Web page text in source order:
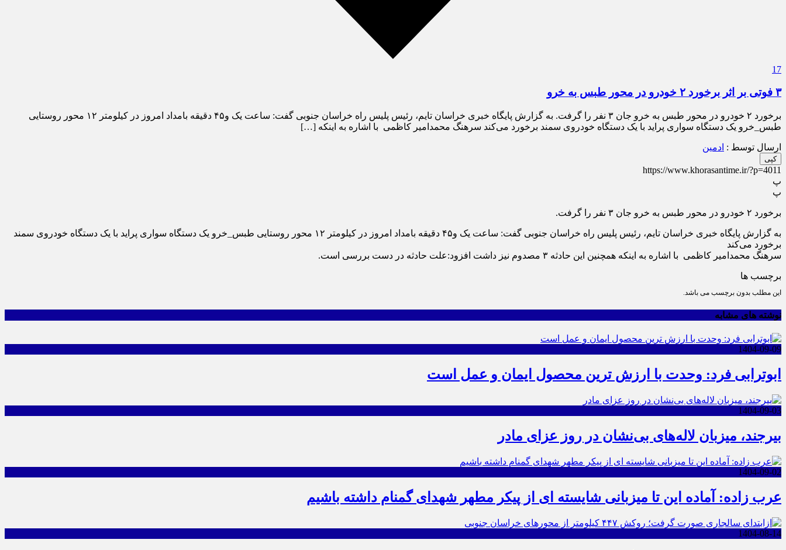
17
۳ فوتی بر اثر برخورد ۲ خودرو در محور طبس به خرو
برخورد ۲ خودرو در محور طبس به خرو جان ۳ نفر را گرفت. به گزارش پایگاه خبری خراسان تایم، رئیس پلیس راه خراسان جنوبی گفت: ساعت یک و۴۵ دقیقه بامداد امروز در کیلومتر ۱۲ محور روستایی
طبس_خرو یک دستگاه سواری پراید با یک دستگاه خودروی سمند برخورد می‌کند سرهنگ محمدامیر کاظمی با اشاره به اینکه […]
ارسال توسط : ادمین
کپی
https://www.khorasantime.ir/?p=4011
پ
پ
برخورد ۲ خودرو در محور طبس به خرو جان ۳ نفر را گرفت.
به گزارش پایگاه خبری خراسان تایم، رئیس پلیس راه خراسان جنوبی گفت: ساعت یک و۴۵ دقیقه بامداد امروز در کیلومتر ۱۲ محور روستایی طبس_خرو یک دستگاه سواری پراید با یک دستگاه خودروی سمند
برخورد می‌کند
سرهنگ محمدامیر کاظمی با اشاره به اینکه همچنین این حادثه ۳ مصدوم نیز داشت افزود:علت حادثه در دست بررسی است.
برچسب ها
این مطلب بدون برچسب می باشد.
نوشته های مشابه
1404-09-09
ابوترابی فرد: وحدت با ارزش ترین محصول ایمان و عمل است
1404-09-03
بیرجند، میزبان لاله‌های بی‌نشان در روز عزای مادر
1404-09-02
عرب زاده: آماده این تا میزبانی شایسته ای از پیکر مطهر شهدای گمنام داشته باشیم
1404-08-14